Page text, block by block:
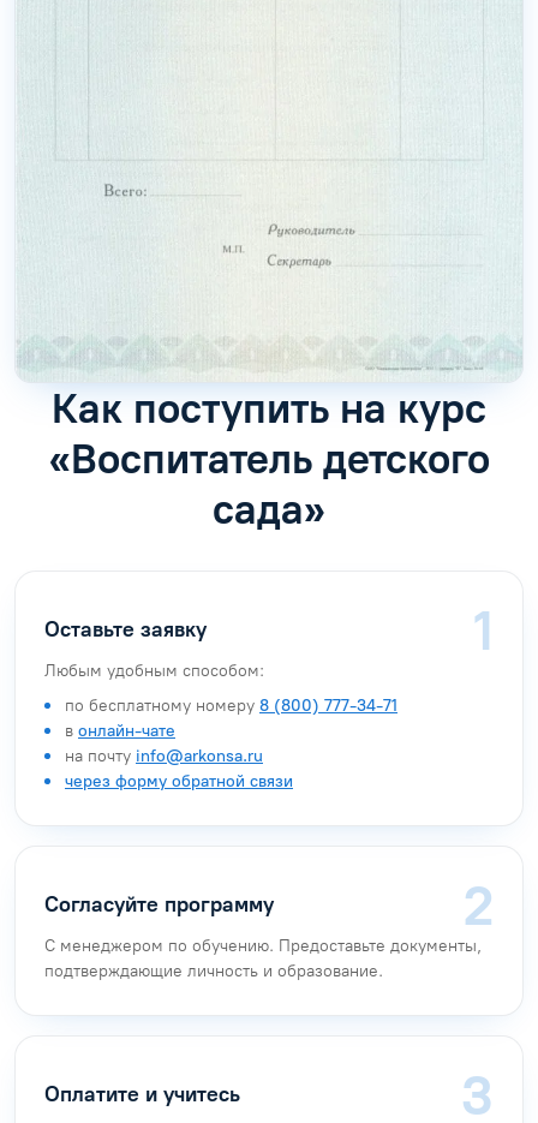
Как поступить на курс
«Воспитатель детского
сада»
Оставьте заявку
Любым удобным способом:
по бесплатному номеру 8 (800) 777-34-71
в онлайн-чате
на почту info@arkonsa.ru
через форму обратной связи
Согласуйте программу
С менеджером по обучению. Предоставьте документы,
подтверждающие личность и образование.
Оплатите и учитесь